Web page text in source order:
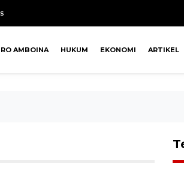
AMBOINA HUKUM EKONOMI ARTIKEL